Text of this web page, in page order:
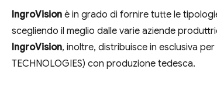
IngroVision è in grado di fornire tutte le
scegliendo il meglio dalle varie aziende
IngroVision, inoltre, distribuisce in esclusiva
TECHNOLOGIES) con produzione tedesca.